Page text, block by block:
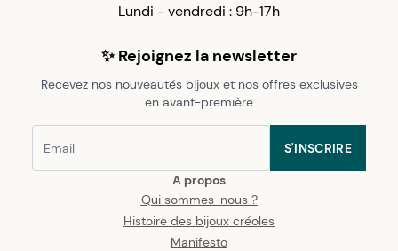
A propos
Qui sommes-nous ?
Histoire des bijoux créoles
Manifesto
Lundi - vendredi : 9h-17h
✨ Rejoignez la newsletter
Recevez nos nouveautés bijoux et nos offres exclusives
en avant-première
S'INSCRIRE